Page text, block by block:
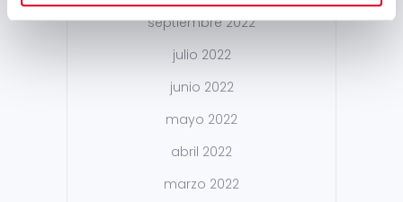
septiembre 2022
julio 2022
junio 2022
mayo 2022
abril 2022
marzo 2022